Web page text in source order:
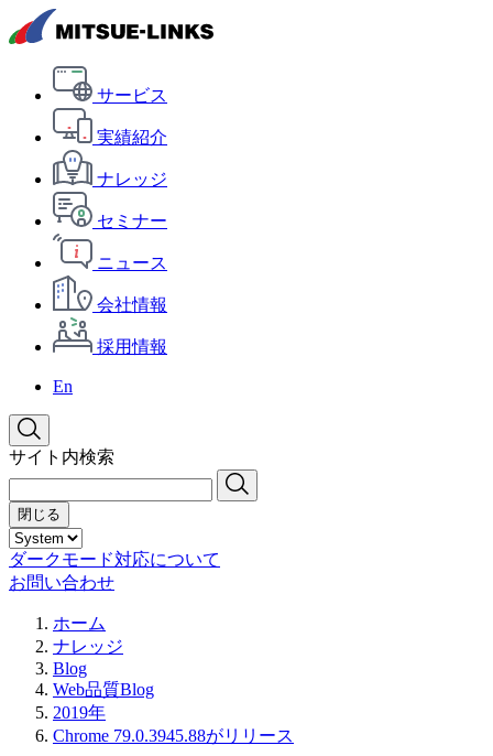
サービス
実績紹介
ナレッジ
セミナー
ニュース
会社情報
採用情報
En
サイト内検索
閉じる
ダークモード対応について
お問い合わせ
ホーム
ナレッジ
Blog
Web品質Blog
2019年
Chrome 79.0.3945.88がリリース